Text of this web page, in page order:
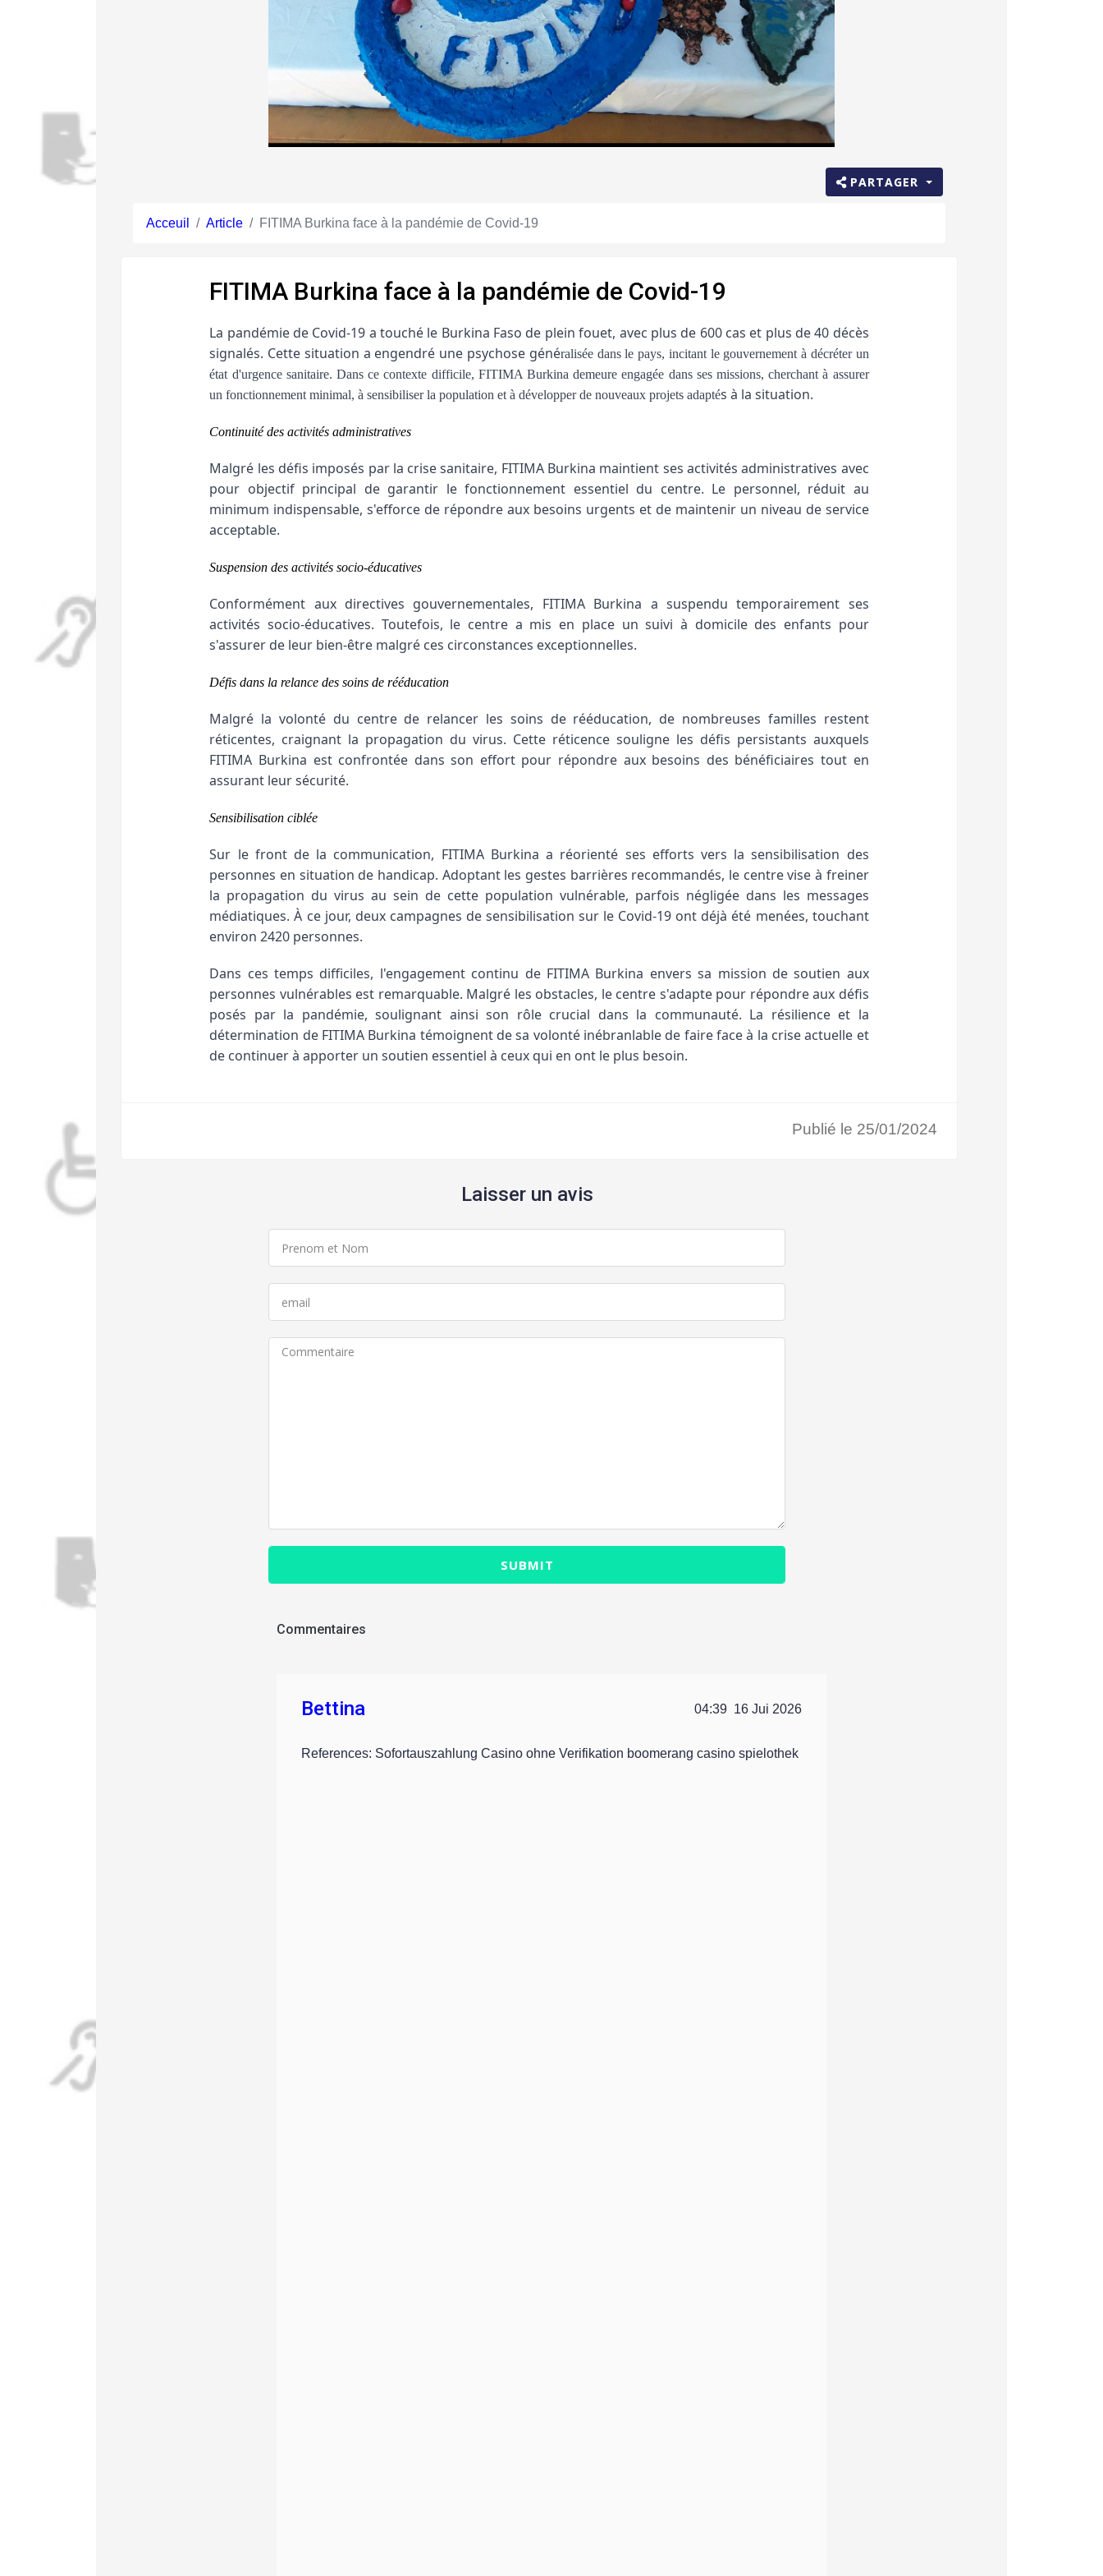
PARTAGER
Acceuil Article FITIMA Burkina face à la pandémie de Covid-19
FITIMA Burkina face à la pandémie de Covid-19
La pandémie de Covid-19 a touché le Burkina Faso de plein fouet, avec plus de 600 cas et plus de 40 décès
signalés. Cette situation a engendré une psychose généralisée dans le pays, incitant le gouvernement à décréter un
état d'urgence sanitaire. Dans ce contexte difficile, FITIMA Burkina demeure engagée dans ses missions, cherchant à assurer
un fonctionnement minimal, à sensibiliser la population et à développer de nouveaux projets adaptés à la situation.
Continuité des activités administratives
Malgré les défis imposés par la crise sanitaire, FITIMA Burkina maintient ses activités administratives avec
pour objectif principal de garantir le fonctionnement essentiel du centre. Le personnel, réduit au
minimum indispensable, s'efforce de répondre aux besoins urgents et de maintenir un niveau de service
acceptable.
Suspension des activités socio-éducatives
Conformément aux directives gouvernementales, FITIMA Burkina a suspendu temporairement ses
activités socio-éducatives. Toutefois, le centre a mis en place un suivi à domicile des enfants pour
s'assurer de leur bien-être malgré ces circonstances exceptionnelles.
Défis dans la relance des soins de rééducation
Malgré la volonté du centre de relancer les soins de rééducation, de nombreuses familles restent
réticentes, craignant la propagation du virus. Cette réticence souligne les défis persistants auxquels
FITIMA Burkina est confrontée dans son effort pour répondre aux besoins des bénéficiaires tout en
assurant leur sécurité.
Sensibilisation ciblée
Sur le front de la communication, FITIMA Burkina a réorienté ses efforts vers la sensibilisation des
personnes en situation de handicap. Adoptant les gestes barrières recommandés, le centre vise à freiner
la propagation du virus au sein de cette population vulnérable, parfois négligée dans les messages
médiatiques. À ce jour, deux campagnes de sensibilisation sur le Covid-19 ont déjà été menées, touchant
environ 2420 personnes.
Dans ces temps difficiles, l'engagement continu de FITIMA Burkina envers sa mission de soutien aux
personnes vulnérables est remarquable. Malgré les obstacles, le centre s'adapte pour répondre aux défis
posés par la pandémie, soulignant ainsi son rôle crucial dans la communauté. La résilience et la
détermination de FITIMA Burkina témoignent de sa volonté inébranlable de faire face à la crise actuelle et
de continuer à apporter un soutien essentiel à ceux qui en ont le plus besoin.
Publié le 25/01/2024
Laisser un avis
SUBMIT
Commentaires
16 Jui 2026
04:39
Bettina
References: Sofortauszahlung Casino ohne Verifikation boomerang casino spielothek